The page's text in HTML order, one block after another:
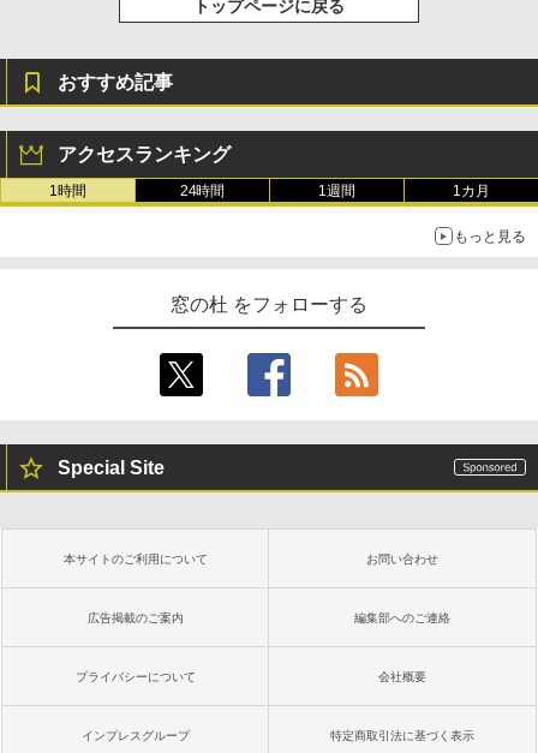
トップページに戻る
おすすめ記事
アクセスランキング
1時間 24時間 1週間 1カ月
もっと見る
窓の杜 をフォローする
Special Site
本サイトのご利用について お問い合わせ
広告掲載のご案内 編集部へのご連絡
プライバシーについて 会社概要
インプレスグループ 特定商取引法に基づく表示